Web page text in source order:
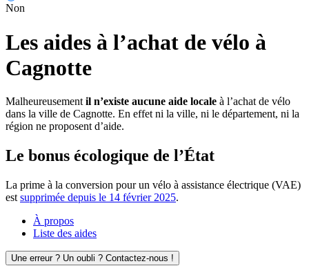
Non
Les aides à l’achat de vélo à
Cagnotte
Malheureusement il n’existe aucune aide locale à l’achat de vélo
dans la ville de Cagnotte. En effet ni la ville, ni le département, ni la
région ne proposent d’aide.
Le bonus écologique de l’État
La prime à la conversion pour un vélo à assistance électrique (VAE)
est supprimée depuis le 14 février 2025.
À propos
Liste des aides
Une erreur ? Un oubli ? Contactez-nous !